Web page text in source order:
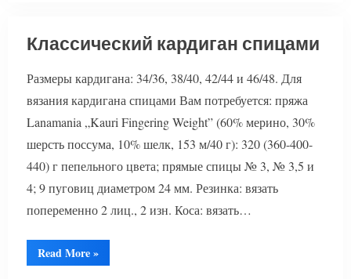
Классический кардиган спицами
Размеры кардигана: 34/36, 38/40, 42/44 и 46/48. Для
вязания кардигана спицами Вам потребуется: пряжа
Lanamania „Kauri Fingering Weight” (60% мерино, 30%
шерсть поссума, 10% шелк, 153 м/40 г): 320 (360-400-
440) г пепельного цвета; прямые спицы № 3, № 3,5 и
4; 9 пуговиц диаметром 24 мм. Резинка: вязать
попеременно 2 лиц., 2 изн. Коса: вязать…
Read More“Классический
кардиган
»